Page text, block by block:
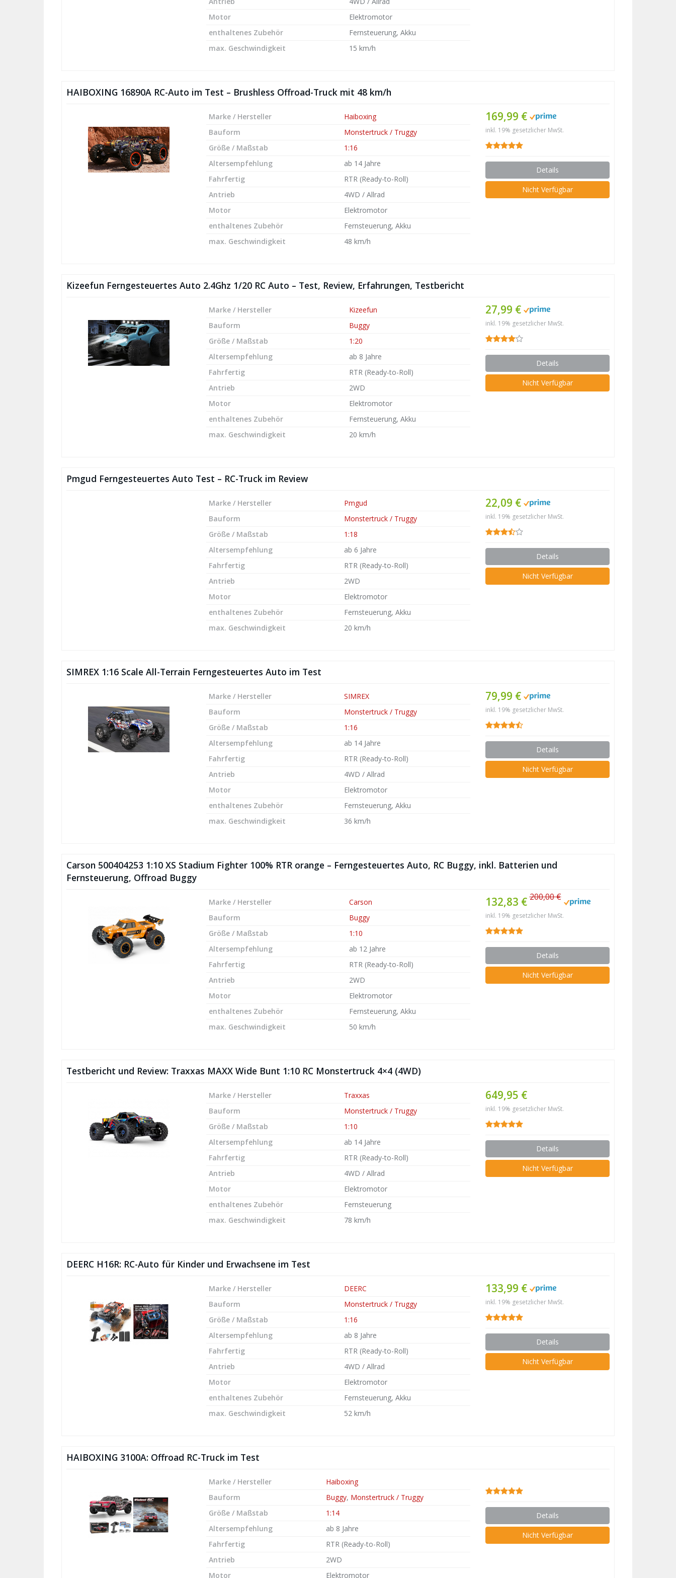
Motor
Elektromotor
enthaltenes Zubehör
Fernsteuerung, Akku
max. Geschwindigkeit
15 km/h
HAIBOXING 16890A RC-Auto im Test – Brushless Offroad-Truck mit 48 km/h
169,99 €
inkl. 19% gesetzlicher MwSt.
Details
Nicht Verfügbar
Marke / Hersteller
Haiboxing
Bauform
Monstertruck / Truggy
Größe / Maßstab
1:16
Altersempfehlung
ab 14 Jahre
Fahrfertig
RTR (Ready-to-Roll)
Antrieb
4WD / Allrad
Motor
Elektromotor
enthaltenes Zubehör
Fernsteuerung, Akku
max. Geschwindigkeit
48 km/h
Kizeefun Ferngesteuertes Auto 2.4Ghz 1/20 RC Auto – Test, Review, Erfahrungen, Testbericht
27,99 €
inkl. 19% gesetzlicher MwSt.
Details
Nicht Verfügbar
Marke / Hersteller
Kizeefun
Bauform
Buggy
Größe / Maßstab
1:20
Altersempfehlung
ab 8 Jahre
Fahrfertig
RTR (Ready-to-Roll)
Antrieb
2WD
Motor
Elektromotor
enthaltenes Zubehör
Fernsteuerung, Akku
max. Geschwindigkeit
20 km/h
Pmgud Ferngesteuertes Auto Test – RC-Truck im Review
22,09 €
inkl. 19% gesetzlicher MwSt.
Details
Nicht Verfügbar
Marke / Hersteller
Pmgud
Bauform
Monstertruck / Truggy
Größe / Maßstab
1:18
Altersempfehlung
ab 6 Jahre
Fahrfertig
RTR (Ready-to-Roll)
Antrieb
2WD
Motor
Elektromotor
enthaltenes Zubehör
Fernsteuerung, Akku
max. Geschwindigkeit
20 km/h
SIMREX 1:16 Scale All-Terrain Ferngesteuertes Auto im Test
79,99 €
inkl. 19% gesetzlicher MwSt.
Details
Nicht Verfügbar
Marke / Hersteller
SIMREX
Bauform
Monstertruck / Truggy
Größe / Maßstab
1:16
Altersempfehlung
ab 14 Jahre
Fahrfertig
RTR (Ready-to-Roll)
Antrieb
4WD / Allrad
Motor
Elektromotor
enthaltenes Zubehör
Fernsteuerung, Akku
max. Geschwindigkeit
36 km/h
Carson 500404253 1:10 XS Stadium Fighter 100% RTR orange – Ferngesteuertes Auto, RC Buggy, inkl. Batterien und
Fernsteuerung, Offroad Buggy
132,83 €200,00 €
inkl. 19% gesetzlicher MwSt.
Details
Nicht Verfügbar
Marke / Hersteller
Carson
Bauform
Buggy
Größe / Maßstab
1:10
Altersempfehlung
ab 12 Jahre
Fahrfertig
RTR (Ready-to-Roll)
Antrieb
2WD
Motor
Elektromotor
enthaltenes Zubehör
Fernsteuerung, Akku
max. Geschwindigkeit
50 km/h
Testbericht und Review: Traxxas MAXX Wide Bunt 1:10 RC Monstertruck 4×4 (4WD)
649,95 €
inkl. 19% gesetzlicher MwSt.
Details
Nicht Verfügbar
Marke / Hersteller
Traxxas
Bauform
Monstertruck / Truggy
Größe / Maßstab
1:10
Altersempfehlung
ab 14 Jahre
Fahrfertig
RTR (Ready-to-Roll)
Antrieb
4WD / Allrad
Motor
Elektromotor
enthaltenes Zubehör
Fernsteuerung
max. Geschwindigkeit
78 km/h
DEERC H16R: RC-Auto für Kinder und Erwachsene im Test
133,99 €
inkl. 19% gesetzlicher MwSt.
Details
Nicht Verfügbar
Marke / Hersteller
DEERC
Bauform
Monstertruck / Truggy
Größe / Maßstab
1:16
Altersempfehlung
ab 8 Jahre
Fahrfertig
RTR (Ready-to-Roll)
Antrieb
4WD / Allrad
Motor
Elektromotor
enthaltenes Zubehör
Fernsteuerung, Akku
max. Geschwindigkeit
52 km/h
HAIBOXING 3100A: Offroad RC-Truck im Test
Details
Nicht Verfügbar
Marke / Hersteller
Haiboxing
Bauform
Buggy, Monstertruck / Truggy
Größe / Maßstab
1:14
Altersempfehlung
ab 8 Jahre
Fahrfertig
RTR (Ready-to-Roll)
Antrieb
2WD
Motor
Elektromotor